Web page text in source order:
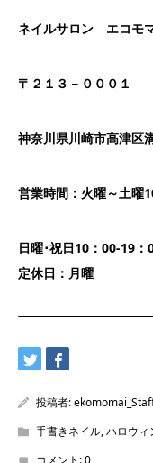
ネイルサロン エコモ
〒２１３－０００１
神奈川県川崎市高津区
営業時間：火曜～土曜
日曜･祝日10：00-19：
定休日：月曜
投稿者:
手書きネイル,ハロウィ
コメント:0